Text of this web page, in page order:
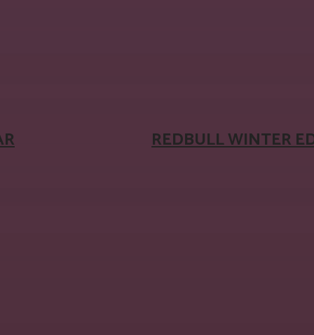
REDBULL WINTER